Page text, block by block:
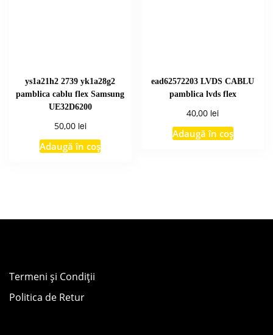
ys1a21h2 2739 yk1a28g2
pamblica cablu flex Samsung
UE32D6200
50,00 lei
Adaugă în coș
ead62572203 LVDS CABLU
pamblica lvds flex
40,00 lei
Adaugă în coș
Termeni și Condiții
Politica de Retur